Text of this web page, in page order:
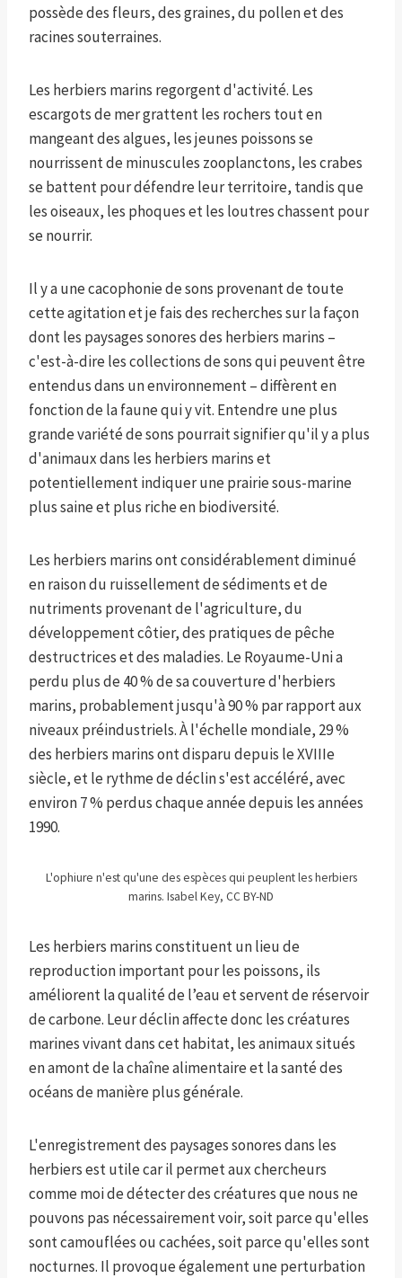
possède des fleurs, des graines, du pollen et des
racines souterraines.
Les herbiers marins regorgent d'activité. Les
escargots de mer grattent les rochers tout en
mangeant des algues, les jeunes poissons se
nourrissent de minuscules zooplanctons, les crabes
se battent pour défendre leur territoire, tandis que
les oiseaux, les phoques et les loutres chassent pour
se nourrir.
Il y a une cacophonie de sons provenant de toute
cette agitation et je fais des recherches sur la façon
dont les paysages sonores des herbiers marins –
c'est-à-dire les collections de sons qui peuvent être
entendus dans un environnement – ​​diffèrent en
fonction de la faune qui y vit. Entendre une plus
grande variété de sons pourrait signifier qu'il y a plus
d'animaux dans les herbiers marins et
potentiellement indiquer une prairie sous-marine
plus saine et plus riche en biodiversité.
Les herbiers marins ont considérablement diminué
en raison du ruissellement de sédiments et de
nutriments provenant de l'agriculture, du
développement côtier, des pratiques de pêche
destructrices et des maladies. Le Royaume-Uni a
perdu plus de 40 % de sa couverture d'herbiers
marins, probablement jusqu'à 90 % par rapport aux
niveaux préindustriels. À l'échelle mondiale, 29 %
des herbiers marins ont disparu depuis le XVIIIe
siècle, et le rythme de déclin s'est accéléré, avec
environ 7 % perdus chaque année depuis les années
1990.
L'ophiure n'est qu'une des espèces qui peuplent les herbiers
marins. Isabel Key, CC BY-ND
Les herbiers marins constituent un lieu de
reproduction important pour les poissons, ils
améliorent la qualité de l’eau et servent de réservoir
de carbone. Leur déclin affecte donc les créatures
marines vivant dans cet habitat, les animaux situés
en amont de la chaîne alimentaire et la santé des
océans de manière plus générale.
L'enregistrement des paysages sonores dans les
herbiers est utile car il permet aux chercheurs
comme moi de détecter des créatures que nous ne
pouvons pas nécessairement voir, soit parce qu'elles
sont camouflées ou cachées, soit parce qu'elles sont
nocturnes. Il provoque également une perturbation